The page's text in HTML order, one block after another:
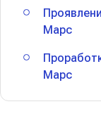
Марс
Марс